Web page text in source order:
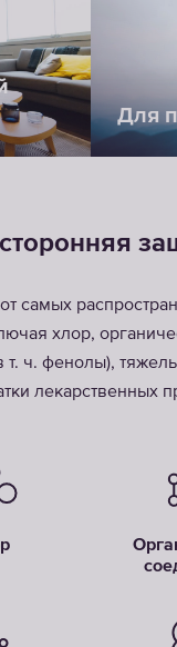
Для
самых
хлор,
т. ч. фенолы),
лекарственных